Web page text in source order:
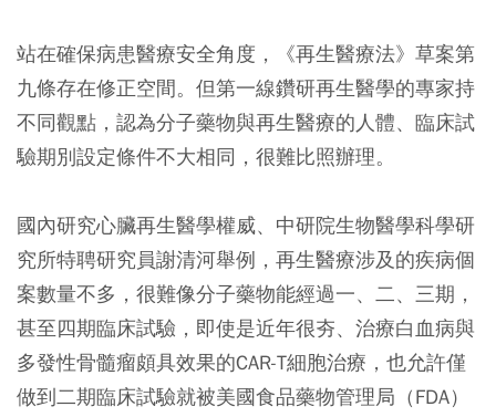
站在確保病患醫療安全角度，《再生醫療法》草案第
九條存在修正空間。但第一線鑽研再生醫學的專家持
不同觀點，認為分子藥物與再生醫療的人體、臨床試
驗期別設定條件不大相同，很難比照辦理。
國內研究心臟再生醫學權威、中研院生物醫學科學研
究所特聘研究員謝清河舉例，再生醫療涉及的疾病個
案數量不多，很難像分子藥物能經過一、二、三期，
甚至四期臨床試驗，即使是近年很夯、治療白血病與
多發性骨髓瘤頗具效果的CAR-T細胞治療，也允許僅
做到二期臨床試驗就被美國食品藥物管理局（FDA）